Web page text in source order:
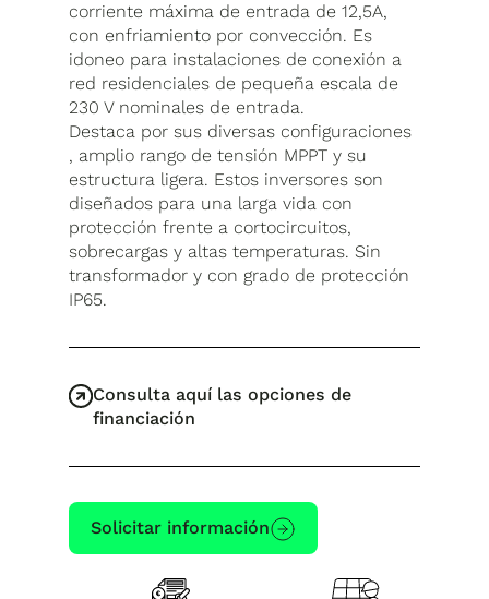
corriente máxima de entrada de 12,5A,
con enfriamiento por convección. Es
idoneo para instalaciones de conexión a
red residenciales de pequeña escala de
230 V nominales de entrada.
Destaca por sus diversas configuraciones
, amplio rango de tensión MPPT y su
estructura ligera. Estos inversores son
diseñados para una larga vida con
protección frente a cortocircuitos,
sobrecargas y altas temperaturas. Sin
transformador y con grado de protección
IP65.
Consulta aquí las opciones de
financiación
Solicitar información